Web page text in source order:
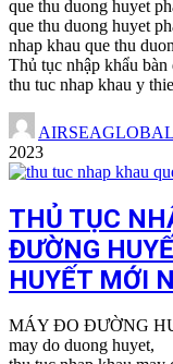
que thu duong huyet
que thu duong huyet
nhap khau que thu
Thủ tục nhập khẩu
thu tuc nhap khau y
2023
THỦ TỤC
ĐƯỜNG
HUYẾT MỚI
MÁY ĐO ĐƯỜNG
may do duong huyet,